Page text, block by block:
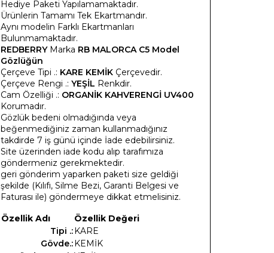
Hediye Paketi Yapılamamaktadır.
Ürünlerin Tamamı Tek Ekartmandır.
Aynı modelin Farklı Ekartmanları
Bulunmamaktadır.
REDBERRYMarka RB MALORCA C5 Model
Gözlüğün
Çerçeve Tipi .: KARE KEMİK Çerçevedir.
Çerçeve Rengi .: YEŞİL Renkdir.
Cam Özelliği .: ORGANİK KAHVERENGİ UV400
Korumadır.
Gözlük bedeni olmadığında veya
beğenmediğiniz zaman kullanmadığınız
takdirde 7 iş günü içinde İade edebilirsiniz.
Site üzerinden iade kodu alıp tarafımıza
göndermeniz gerekmektedir.
geri gönderim yaparken paketi size geldiği
şekilde (Kılıfı, Silme Bezi, Garanti Belgesi ve
Faturası ile) göndermeye dikkat etmelisiniz.
Özellik Adı
Özellik Değeri
Tipi .:KARE
Gövde.:KEMİK